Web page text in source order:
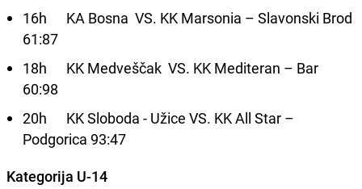
16h KA Bosna VS. KK Marsonia – Slavonski Brod
61:87
18h KK Medveščak VS. KK Mediteran – Bar
60:98
20h KK Sloboda - Užice VS. KK All Star –
Podgorica 93:47
Kategorija U-14